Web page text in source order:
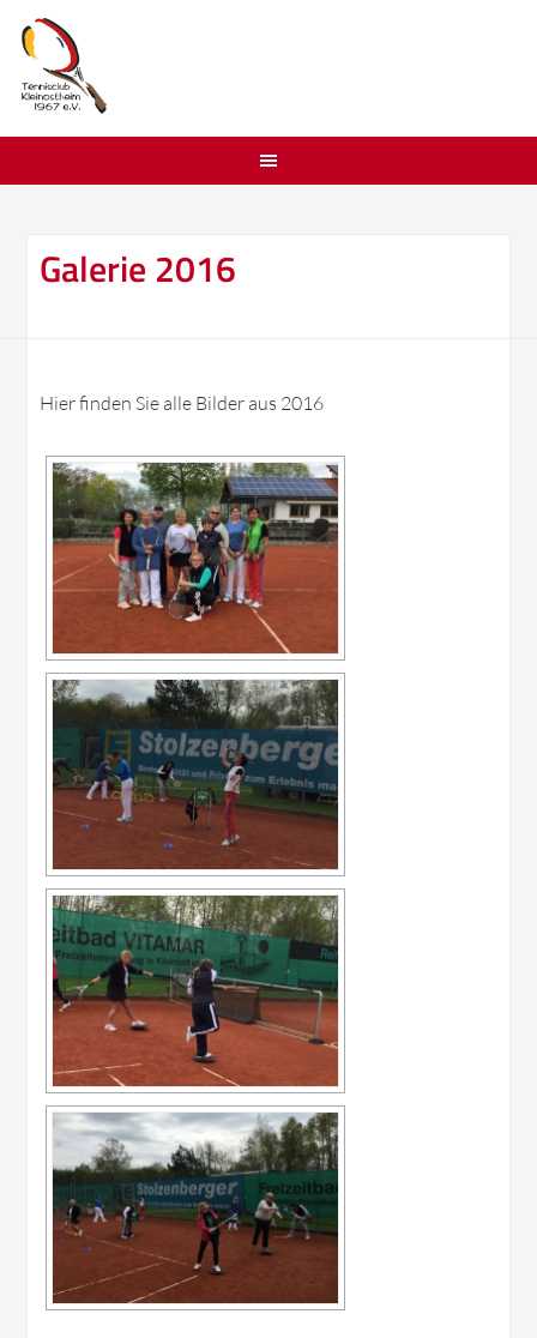
Galerie 2016
Hier finden Sie alle Bilder aus 2016